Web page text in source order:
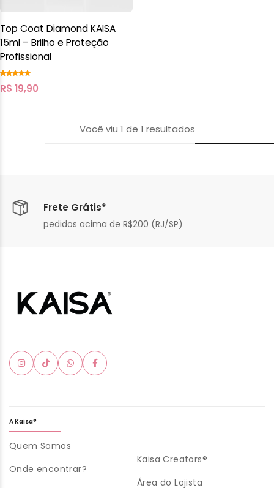
Top Coat Diamond KAISA
15ml – Brilho e Proteção
Profissional
R$ 19,90
Você viu 1 de 1 resultados
Frete Grátis*
pedidos acima de R$200 (RJ/SP)
A Kaisa®
Quem Somos
Onde encontrar?
Kaisa Creators®
Área do Lojista